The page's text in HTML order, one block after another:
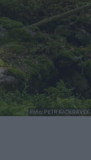
Foto: PETR KADERAVEK